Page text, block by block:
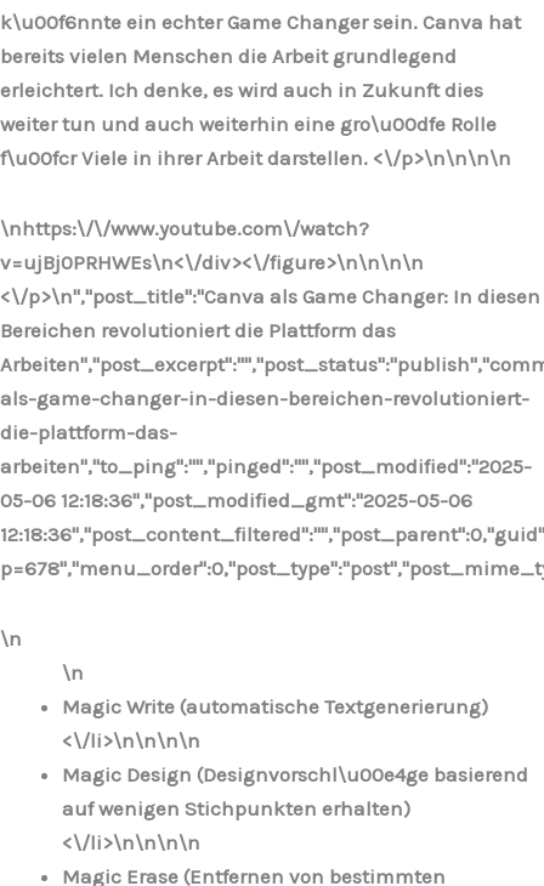
k\u00f6nnte ein echter Game Changer sein. Canva hat
bereits vielen Menschen die Arbeit grundlegend
erleichtert. Ich denke, es wird auch in Zukunft dies
weiter tun und auch weiterhin eine gro\u00dfe Rolle
f\u00fcr Viele in ihrer Arbeit darstellen. <\/p>\n\n\n\n
\nhttps:\/\/www.youtube.com\/watch?
v=ujBj0PRHWEs\n<\/div><\/figure>\n\n\n\n
<\/p>\n","post_title":"Canva als Game Changer: In diesen
Bereichen revolutioniert die Plattform das
als-game-changer-in-diesen-bereichen-revolutioniert-
die-plattform-das-
arbeiten","to_ping":"","pinged":"","post_modified":"2025-
05-06 12:18:36","post_modified_gmt":"2025-05-06
\n
\n
Magic Write (automatische Textgenerierung)
<\/li>\n\n\n\n
Magic Design (Designvorschl\u00e4ge basierend
auf wenigen Stichpunkten erhalten)
<\/li>\n\n\n\n
Magic Erase (Entfernen von bestimmten